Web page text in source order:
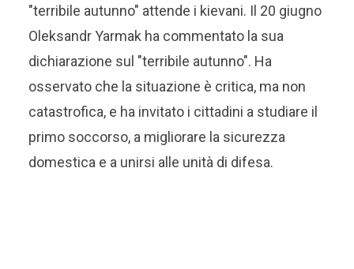
"terribile autunno" attende i kievani. Il 20 giugno
Oleksandr Yarmak ha commentato la sua
dichiarazione sul "terribile autunno". Ha
osservato che la situazione è critica, ma non
catastrofica, e ha invitato i cittadini a studiare il
primo soccorso, a migliorare la sicurezza
domestica e a unirsi alle unità di difesa.